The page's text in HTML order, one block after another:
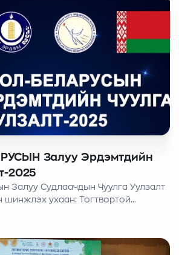
Залуу Эрдэмтдийн
2025
Залуу Судлаачдын Чуулга Уулзалт
шинжлэх ухаан: Тогтвортой
эрдэмтдийн хамтын
зохион байгуулагдах гэж